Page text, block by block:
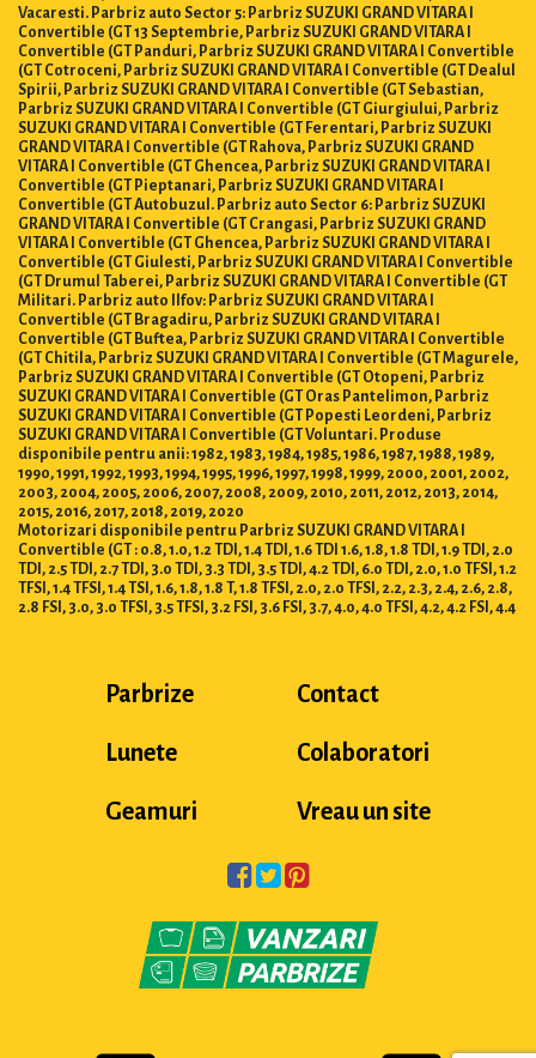
Vacaresti. Parbriz auto Sector 5: Parbriz SUZUKI GRAND VITARA I
Convertible (GT 13 Septembrie, Parbriz SUZUKI GRAND VITARA I
Convertible (GT Panduri, Parbriz SUZUKI GRAND VITARA I Convertible
(GT Cotroceni, Parbriz SUZUKI GRAND VITARA I Convertible (GT Dealul
Spirii, Parbriz SUZUKI GRAND VITARA I Convertible (GT Sebastian,
Parbriz SUZUKI GRAND VITARA I Convertible (GT Giurgiului, Parbriz
SUZUKI GRAND VITARA I Convertible (GT Ferentari, Parbriz SUZUKI
GRAND VITARA I Convertible (GT Rahova, Parbriz SUZUKI GRAND
VITARA I Convertible (GT Ghencea, Parbriz SUZUKI GRAND VITARA I
Convertible (GT Pieptanari, Parbriz SUZUKI GRAND VITARA I
Convertible (GT Autobuzul. Parbriz auto Sector 6: Parbriz SUZUKI
GRAND VITARA I Convertible (GT Crangasi, Parbriz SUZUKI GRAND
VITARA I Convertible (GT Ghencea, Parbriz SUZUKI GRAND VITARA I
Convertible (GT Giulesti, Parbriz SUZUKI GRAND VITARA I Convertible
(GT Drumul Taberei, Parbriz SUZUKI GRAND VITARA I Convertible (GT
Militari. Parbriz auto Ilfov: Parbriz SUZUKI GRAND VITARA I
Convertible (GT Bragadiru, Parbriz SUZUKI GRAND VITARA I
Convertible (GT Buftea, Parbriz SUZUKI GRAND VITARA I Convertible
(GT Chitila, Parbriz SUZUKI GRAND VITARA I Convertible (GT Magurele,
Parbriz SUZUKI GRAND VITARA I Convertible (GT Otopeni, Parbriz
SUZUKI GRAND VITARA I Convertible (GT Oras Pantelimon, Parbriz
SUZUKI GRAND VITARA I Convertible (GT Popesti Leordeni, Parbriz
SUZUKI GRAND VITARA I Convertible (GT Voluntari. Produse
disponibile pentru anii: 1982, 1983, 1984, 1985, 1986, 1987, 1988, 1989,
1990, 1991, 1992, 1993, 1994, 1995, 1996, 1997, 1998, 1999, 2000, 2001, 2002,
2003, 2004, 2005, 2006, 2007, 2008, 2009, 2010, 2011, 2012, 2013, 2014,
2015, 2016, 2017, 2018, 2019, 2020
Motorizari disponibile pentru Parbriz SUZUKI GRAND VITARA I
Convertible (GT : 0.8, 1.0, 1.2 TDI, 1.4 TDI, 1.6 TDI 1.6, 1.8, 1.8 TDI, 1.9 TDI, 2.0
TDI, 2.5 TDI, 2.7 TDI, 3.0 TDI, 3.3 TDI, 3.5 TDI, 4.2 TDI, 6.0 TDI, 2.0, 1.0 TFSI, 1.2
TFSI, 1.4 TFSI, 1.4 TSI, 1.6, 1.8, 1.8 T, 1.8 TFSI, 2.0, 2.0 TFSI, 2.2, 2.3, 2.4, 2.6, 2.8,
2.8 FSI, 3.0, 3.0 TFSI, 3.5 TFSI, 3.2 FSI, 3.6 FSI, 3.7, 4.0, 4.0 TFSI, 4.2, 4.2 FSI, 4.4
Parbrize
Lunete
Geamuri
Contact
Colaboratori
Vreau un site